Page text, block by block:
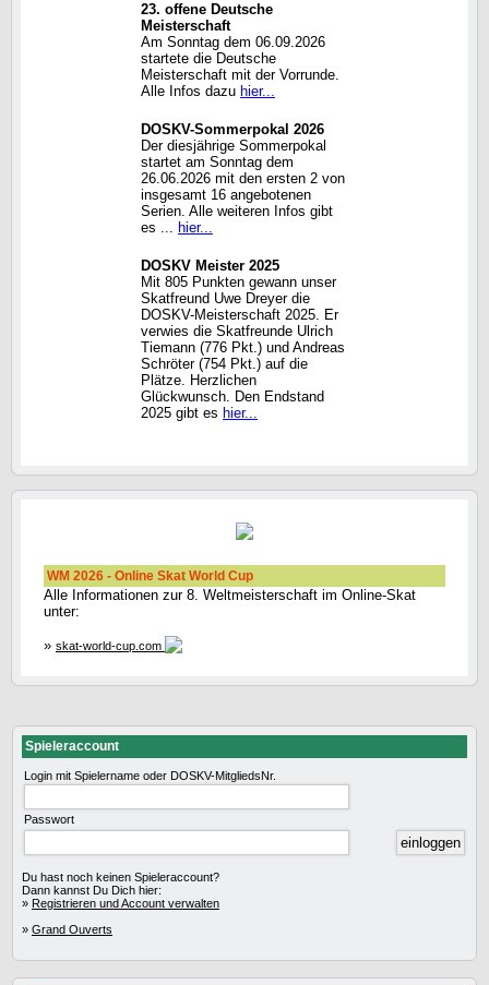
23. offene Deutsche
Meisterschaft
Am Sonntag dem 06.09.2026
startete die Deutsche
Meisterschaft mit der Vorrunde.
Alle Infos dazu hier...
DOSKV-Sommerpokal 2026
Der diesjährige Sommerpokal
startet am Sonntag dem
26.06.2026 mit den ersten 2 von
insgesamt 16 angebotenen
Serien. Alle weiteren Infos gibt
es ... hier...
DOSKV Meister 2025
Mit 805 Punkten gewann unser
Skatfreund Uwe Dreyer die
DOSKV-Meisterschaft 2025. Er
verwies die Skatfreunde Ulrich
Tiemann (776 Pkt.) und Andreas
Schröter (754 Pkt.) auf die
Plätze. Herzlichen
Glückwunsch. Den Endstand
2025 gibt es hier...
WM 2026 - Online Skat World Cup
Alle Informationen zur 8. Weltmeisterschaft im Online-Skat
unter:
» skat-world-cup.com
Spieleraccount
Login mit Spielername oder DOSKV-MitgliedsNr.
Passwort
Du hast noch keinen Spieleraccount?
Dann kannst Du Dich hier:
» Registrieren und Account verwalten
» Grand Ouverts